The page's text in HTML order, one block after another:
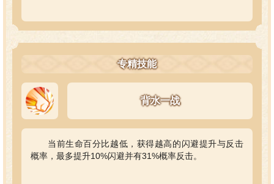
专精技能
背水一战
当前生命百分比越低，获得越高的闪避提升与反击
概率，最多提升10%闪避并有31%概率反击。